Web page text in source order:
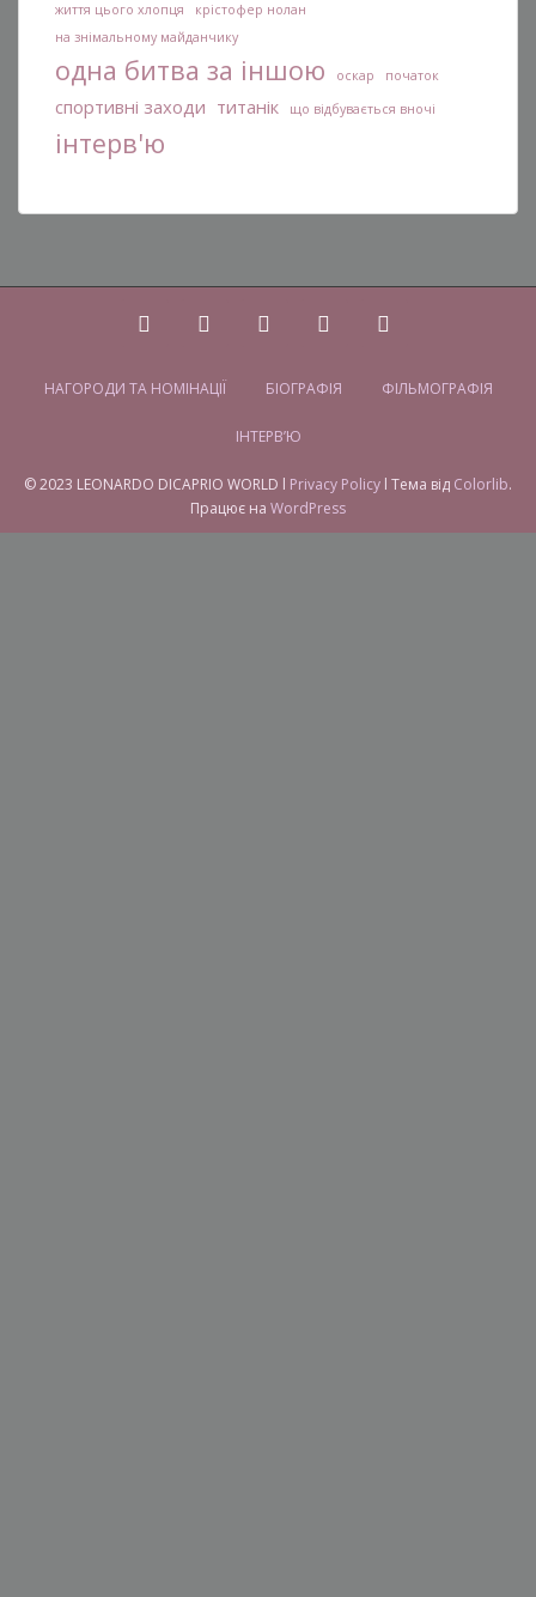
життя цього хлопця
крістофер нолан
на знімальному майданчику
одна битва за іншою оскар початок
спортивні заходи титанік що відбувається вночі
інтерв'ю
НАГОРОДИ ТА НОМІНАЦІЇ БІОГРАФІЯ ФІЛЬМОГРАФІЯ
ІНТЕРВ’Ю
© 2023 LEONARDO DICAPRIO WORLD l Privacy Policy l Тема від Colorlib.
Працює на WordPress